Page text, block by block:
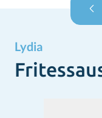
Lydia